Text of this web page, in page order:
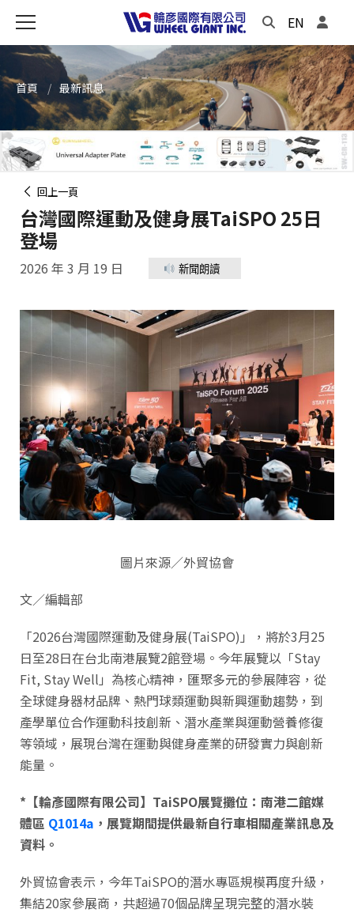
EN
首頁 最新訊息
回上一頁
台灣國際運動及健身展TaiSPO 25日
登場
2026 年 3 月 19 日 新聞朗讀
圖片來源／外貿協會
文／編輯部
「2026台灣國際運動及健身展(TaiSPO)」，將於3月25
日至28日在台北南港展覽2館登場。今年展覽以「Stay
Fit, Stay Well」為核心精神，匯聚多元的參展陣容，從
全球健身器材品牌、熱門球類運動與新興運動趨勢，到
產學單位合作運動科技創新、潛水產業與運動營養修復
等領域，展現台灣在運動與健身產業的研發實力與創新
能量。
*【輪彥國際有限公司】TaiSPO展覽攤位：南港二館媒
體區 Q1014a ，展覽期間提供最新自行車相關產業訊息及
資料。
外貿協會表示，今年TaiSPO的潛水專區規模再度升級，
集結20家參展商，共超過70個品牌呈現完整的潛水裝